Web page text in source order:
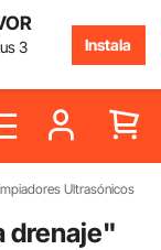
3
Instala
Ultrasónicos
drenaje"